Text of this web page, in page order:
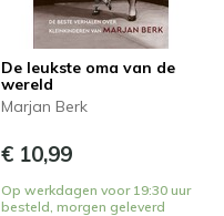
De leukste oma van de
wereld
Marjan Berk
€ 10,99
Op werkdagen voor 19:30 uur
besteld, morgen geleverd